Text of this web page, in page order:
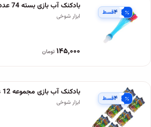
۴قسط
بادکنک آب بازی بسته 74 عددی
ابزار شوخی
۱۴۵٬۰۰۰ تومان
۴قسط
بادکنک آب بازی مجموعه 12 عددی
ابزار شوخی